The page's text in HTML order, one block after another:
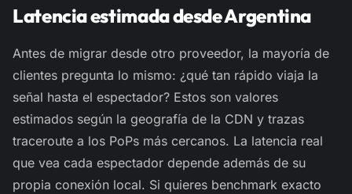
Latencia estimada desde Argentina
Antes de migrar desde otro proveedor, la mayoría de
clientes pregunta lo mismo: ¿qué tan rápido viaja la
señal hasta el espectador? Estos son valores
estimados según la geografía de la CDN y trazas
traceroute a los PoPs más cercanos. La latencia real
que vea cada espectador depende además de su
propia conexión local. Si quieres benchmark exacto